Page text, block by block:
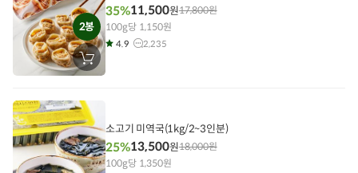
2봉
장
바
에
담
기
35%11,500원17,800원
100g당 1,150원
4.9 2,235
소고기 미역국(1kg/2~3인분)
25%13,500원18,000원
100g당 1,350원